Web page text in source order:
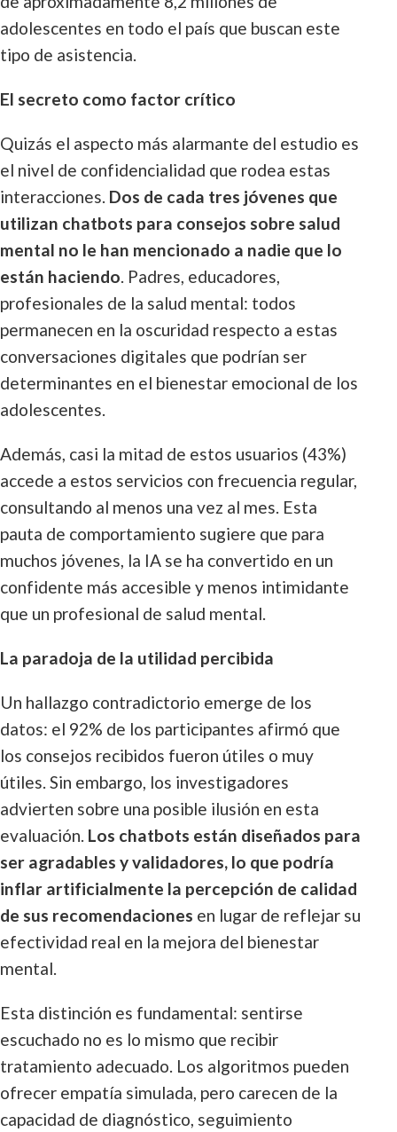
adolescentes en todo el país que buscan este
tipo de asistencia.
El secreto como factor crítico
Quizás el aspecto más alarmante del estudio es
el nivel de confidencialidad que rodea estas
interacciones. Dos de cada tres jóvenes que
utilizan chatbots para consejos sobre salud
mental no le han mencionado a nadie que lo
están haciendo. Padres, educadores,
profesionales de la salud mental: todos
permanecen en la oscuridad respecto a estas
conversaciones digitales que podrían ser
determinantes en el bienestar emocional de los
adolescentes.
Además, casi la mitad de estos usuarios (43%)
accede a estos servicios con frecuencia regular,
consultando al menos una vez al mes. Esta
pauta de comportamiento sugiere que para
muchos jóvenes, la IA se ha convertido en un
confidente más accesible y menos intimidante
que un profesional de salud mental.
La paradoja de la utilidad percibida
Un hallazgo contradictorio emerge de los
datos: el 92% de los participantes afirmó que
los consejos recibidos fueron útiles o muy
útiles. Sin embargo, los investigadores
advierten sobre una posible ilusión en esta
evaluación. Los chatbots están diseñados para
ser agradables y validadores, lo que podría
inflar artificialmente la percepción de calidad
de sus recomendaciones en lugar de reflejar su
efectividad real en la mejora del bienestar
mental.
Esta distinción es fundamental: sentirse
escuchado no es lo mismo que recibir
tratamiento adecuado. Los algoritmos pueden
ofrecer empatía simulada, pero carecen de la
capacidad de diagnóstico, seguimiento